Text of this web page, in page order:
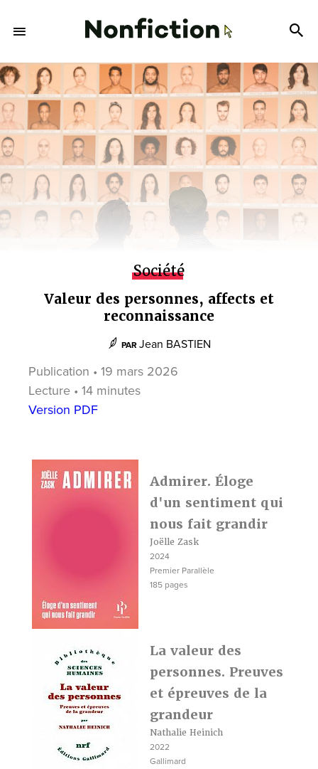
Société
Valeur des personnes, affects et
reconnaissance
PAR Jean BASTIEN
Publication • 19 mars 2026
Lecture • 14 minutes
Version PDF
Admirer. Éloge
d'un sentiment qui
nous fait grandir
Joëlle Zask
2024
Premier Parallèle
185 pages
La valeur des
personnes. Preuves
et épreuves de la
grandeur
Nathalie Heinich
2022
Gallimard